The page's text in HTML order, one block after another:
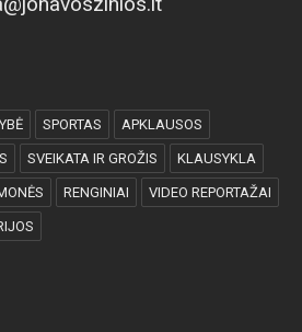
SPORTAS APKLAUSOS
SVEIKATA IR GROŽIS KLAUSYKLA
RENGINIAI VIDEO REPORTAŽAI